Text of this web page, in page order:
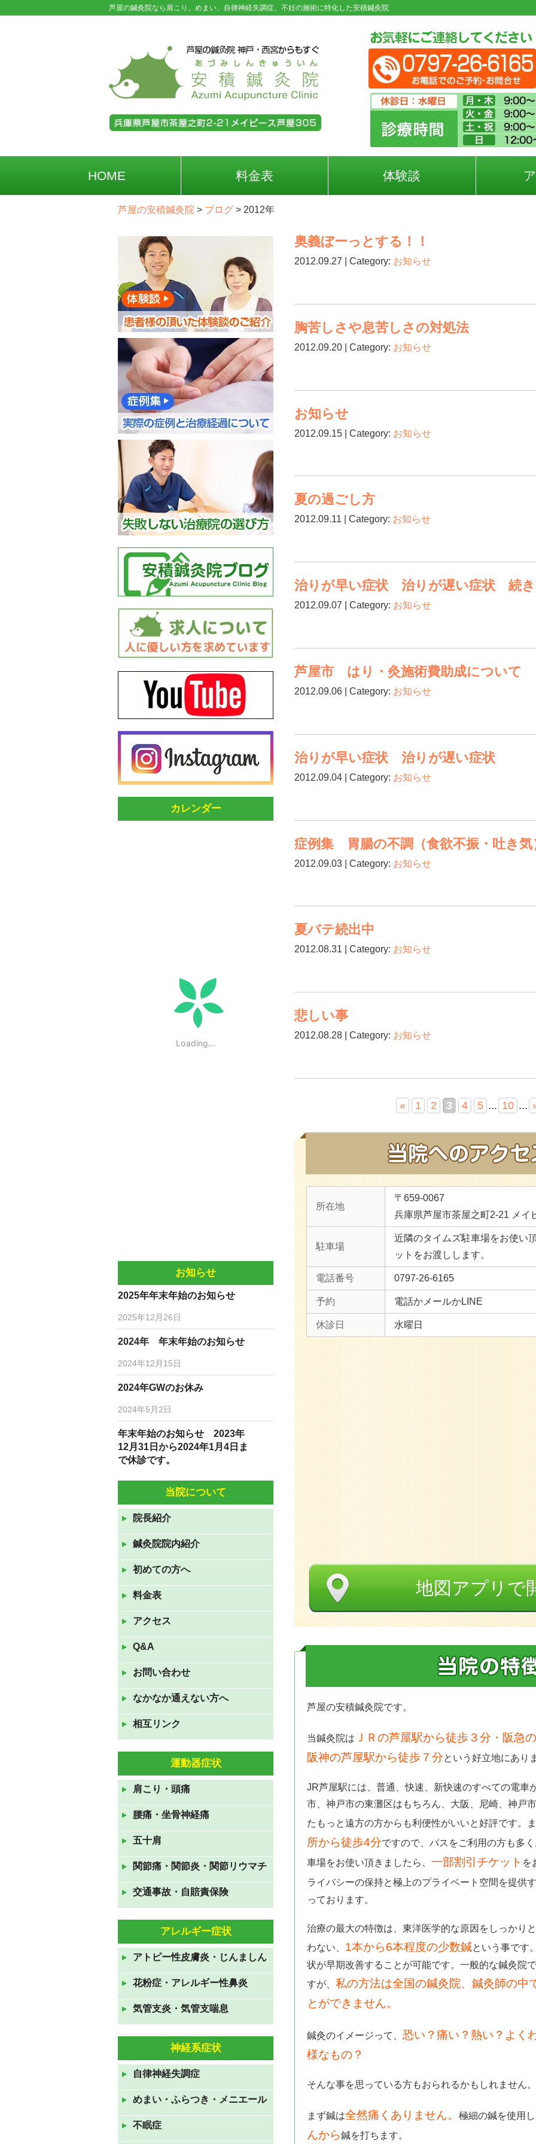
芦屋の鍼灸院なら肩こり、めまい、自律神経失調症、不妊の施術に特化した安積鍼灸院
HOME 料金表 体験談
芦屋の安積鍼灸院 > ブログ > 2012年
奥義ぼーっとする！！
2012.09.27 | Category: お知らせ
胸苦しさや息苦しさの対処法
2012.09.20 | Category: お知らせ
お知らせ
2012.09.15 | Category: お知らせ
夏の過ごし方
2012.09.11 | Category: お知らせ
治りが早い症状 治りが遅い症状 続き
2012.09.07 | Category: お知らせ
芦屋市 はり・灸施術費助成について
2012.09.06 | Category: お知らせ
治りが早い症状 治りが遅い症状
2012.09.04 | Category: お知らせ
症例集 胃腸の不調（食欲不振・吐き
2012.09.03 | Category: お知らせ
夏バテ続出中
2012.08.31 | Category: お知らせ
悲しい事
2012.08.28 | Category: お知らせ
« 1 2 3 4 5 ... 10 ...
所在地
〒659-0067
兵庫県芦屋市茶屋之町2-21 メイ
駐車場
近隣のタイムズ駐車場をお使い
ットをお渡しします。
電話番号 0797-26-6165
予約 電話かメールかLINE
休診日 水曜日
地図アプリで
芦屋の安積鍼灸院です。
当鍼灸院は ＪＲの芦屋駅から徒歩３分・阪急
阪神の芦屋駅から徒歩７分という好立地にあり
JR芦屋駅には、普通、快速、新快速のすべての電車
市、神戸市の東灘区はもちろん、大阪、尼崎、神戸
たもっと遠方の方からも利便性がいいと好評です。
所から徒歩4分ですので、バスをご利用の方も多
車場をお使い頂きましたら、 一部割引チケット を
ライバシーの保持と極上のプライベート空間を提供
っております。
治療の最大の特徴は、東洋医学的な原因をしっかり
わない、 1本から6本程度の少数鍼という事です
状が早期改善することが可能です。一般的な鍼灸院
すが、 私の方法は全国の鍼灸院、鍼灸師の中
とができません。
鍼灸のイメージって、 恐い？痛い？熱い？よく
様なもの？
そんな事を思っている方もおられるかもしれません。
まず鍼は全然痛くありません。 極細の鍼を使用
んから鍼を打ちます。
カレンダー
お知らせ
2025年年末年始のお知らせ
2025年12月26日
2024年 年末年始のお知らせ
2024年12月15日
2024年GWのお休み
2024年5月2日
年末年始のお知らせ 2023年
12月31日から2024年1月4日ま
で休診です。
10月5日(水)6日(木)は臨時休診
です。
す。
は夏休みです。
2022年8月9日
祝)の三連休も休まず診察して
おります。
2022年7月16日
GWも休まず診察しておりま
す。
11月23日(火祝)は通常通り、24
日(水)、25日(木)は臨時休診で
す。
2021年11月22日
８月１５日(日)～１７日(火)ま
でお盆休みです
GWも休まず営業しておりま
2021年4月24日
年末年始のお知らせ 2020年
12月31日から2021年1月3日ま
で休診です。
2020年8月10日
7月23日から26日の祝日も診察
2020年7月19日
ＧＷも休みなく診察していま
当院について
院長紹介
鍼灸院院内紹介
初めての方へ
料金表
アクセス
Q&A
お問い合わせ
なかなか通えない方へ
相互リンク
運動器症状
肩こり・頭痛
腰痛・坐骨神経痛
五十肩
関節痛・関節炎・関節リウマチ
交通事故・自賠責保険
アレルギー症状
アトピー性皮膚炎・じんましん
花粉症・アレルギー性鼻炎
気管支炎・気管支喘息
神経系症状
自律神経失調症
めまい・ふらつき・メニエール
不眠症